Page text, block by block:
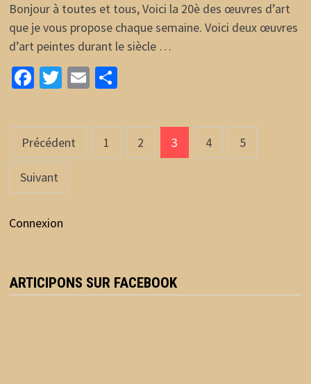
Bonjour à toutes et tous, Voici la 20è des œuvres d’art
que je vous propose chaque semaine. Voici deux œuvres
d’art peintes durant le siècle …
Facebook
Twitter
EmailPartager
Pagination
des
publications
Précédent 1 2 3 4 5
Suivant
Connexion
ARTICIPONS SUR FACEBOOK